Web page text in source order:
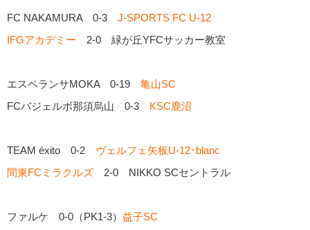
FC NAKAMURA 0-3 J-SPORTS FC U-12
IFGアカデミー 2-0 緑が丘YFCサッカー教室
エスペランサMOKA 0-19 亀山SC
FCバジェルボ那須烏山 0-3 KSC鹿沼
TEAM éxito 0-2 ヴェルフェ矢板U-12･blanc
間東FCミラクルズ 2-0 NIKKO SCセントラル
ファルケ 0-0（PK1-3） 益子SC